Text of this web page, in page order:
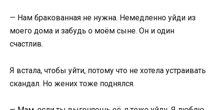
— Нам бракованная не нужна. Немедленно уйди из
моего дома и забудь о моём сыне. Он и один
счастлив.
Я встала, чтобы уйти, потому что не хотела устраивать
скандал. Но жених тоже поднялся.